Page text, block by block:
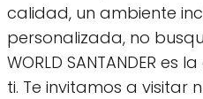
calidad, un ambiente
personalizada, no
WORLD SANTANDER
ti. Te invitamos a visitar